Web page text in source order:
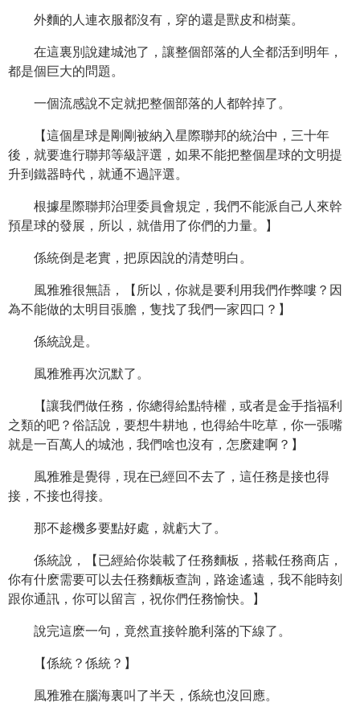
外麵的人連衣服都沒有，穿的還是獸皮和樹葉。
在這裏別說建城池了，讓整個部落的人全都活到明年，
都是個巨大的問題。
一個流感說不定就把整個部落的人都幹掉了。
【這個星球是剛剛被納入星際聯邦的統治中，三十年
後，就要進行聯邦等級評選，如果不能把整個星球的文明提
升到鐵器時代，就通不過評選。
根據星際聯邦治理委員會規定，我們不能派自己人來幹
預星球的發展，所以，就借用了你們的力量。】
係統倒是老實，把原因說的清楚明白。
風雅雅很無語，【所以，你就是要利用我們作弊嘍？因
為不能做的太明目張膽，隻找了我們一家四口？】
係統說是。
風雅雅再次沉默了。
【讓我們做任務，你總得給點特權，或者是金手指福利
之類的吧？俗話說，要想牛耕地，也得給牛吃草，你一張嘴
就是一百萬人的城池，我們啥也沒有，怎麽建啊？】
風雅雅是覺得，現在已經回不去了，這任務是接也得
接，不接也得接。
那不趁機多要點好處，就虧大了。
係統說，【已經給你裝載了任務麵板，搭載任務商店，
你有什麽需要可以去任務麵板查詢，路途遙遠，我不能時刻
跟你通訊，你可以留言，祝你們任務愉快。】
說完這麽一句，竟然直接幹脆利落的下線了。
【係統？係統？】
風雅雅在腦海裏叫了半天，係統也沒回應。